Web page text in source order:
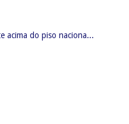
acima do piso naciona...